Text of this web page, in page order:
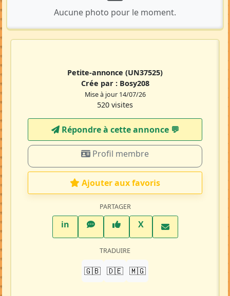
Aucune photo pour le moment.
Petite-annonce (UN37525)
Crée par : Bosy208
Mise à jour 14/07/26
520 visites
Répondre à cette annonce 💬​
Profil membre
Ajouter aux favoris
PARTAGER
inLinkedInWhatsAppFacebook
XTwitter X
TRADUIRE
🇬🇧 🇩🇪 🇲🇬